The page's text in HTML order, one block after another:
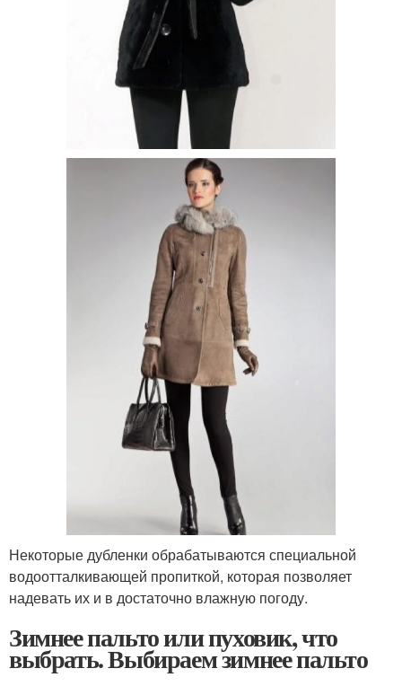
Некоторые дубленки обрабатываются специальной
водоотталкивающей пропиткой, которая позволяет
надевать их и в достаточно влажную погоду.
Зимнее пальто или пуховик, что
выбрать. Выбираем зимнее пальто